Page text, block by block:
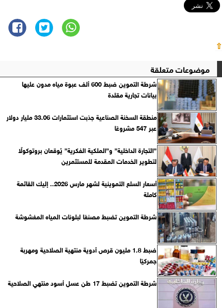
⇧
موضوعات متعلقة
شرطة التموين ضبط 600 ألف عبوة مياه مدون عليها
بيانات تجارية مقلدة
منطقة السخنة الصناعية جذبت استثمارات 33.06 مليار دولار
عبر 547 مشروعًا
”التجارة الداخلية” و”الملكية الفكرية” يُوقعان بروتوكولًا
لتطوير الخدمات المقدمة للمستثمرين
أسعار السلع التموينية لشهر مارس 2026.. إليك القائمة
كاملة
شرطة التموين تضبط مصنعًا لبلونات المياه المغشوشة
ضبط 1.8 مليون قرص أدوية منتهية الصلاحية ومهربة
جمركيًا
شرطة التموين تضبط 17 طن عسل أسود منتهي الصلاحية